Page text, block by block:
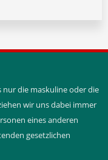
die maskuline oder die
wir uns dabei immer
eines anderen
gesetzlichen